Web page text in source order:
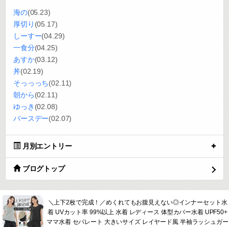
海の(05.23)
厚切り (05.17)
しーすー(04.29)
一食分(04.25)
あすか(03.12)
丼(02.19)
そっっっち(02.11)
朝から(02.11)
ゆっき (02.08)
バースデー(02.07)
月別エントリー
ブログトップ
＼上下2枚で完成！／めくれてもお腹見えない◎インナーセット水
着 UVカット率 99%以上 水着 レディース 体型カバー水着 UPF50+
ママ水着 セパレート 大きいサイズ レイヤード風 半袖ラッシュガー